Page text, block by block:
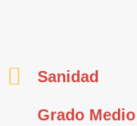
Sanidad
Grado Medio